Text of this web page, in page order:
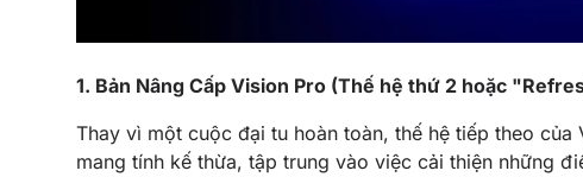
1. Bản Nâng Cấp Vision Pro (Thế hệ thứ 2 hoặc
Thay vì một cuộc đại tu hoàn toàn, thế hệ tiếp theo
mang tính kế thừa, tập trung vào việc cải thiện những